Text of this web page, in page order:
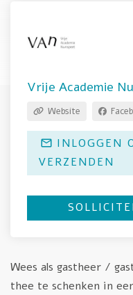
Vrije Academie
Website
INLOGGEN
VERZENDEN
Wees als gastheer /
thee te schenken in